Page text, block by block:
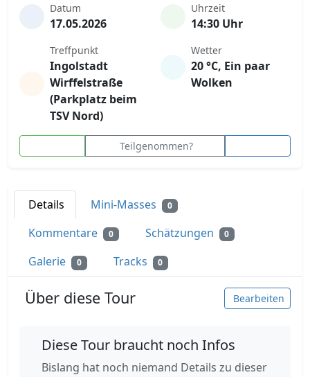
Datum
17.05.2026
Uhrzeit
14:30 Uhr
Treffpunkt
Ingolstadt
Wirffelstraße
(Parkplatz beim
TSV Nord)
Wetter
20 °C, Ein paar
Wolken
Teilgenommen?
Details Mini-Masses 0
Kommentare 0 Schätzungen 0
Galerie 0 Tracks 0
Über diese Tour Bearbeiten
Diese Tour braucht noch Infos
Bislang hat noch niemand Details zu dieser